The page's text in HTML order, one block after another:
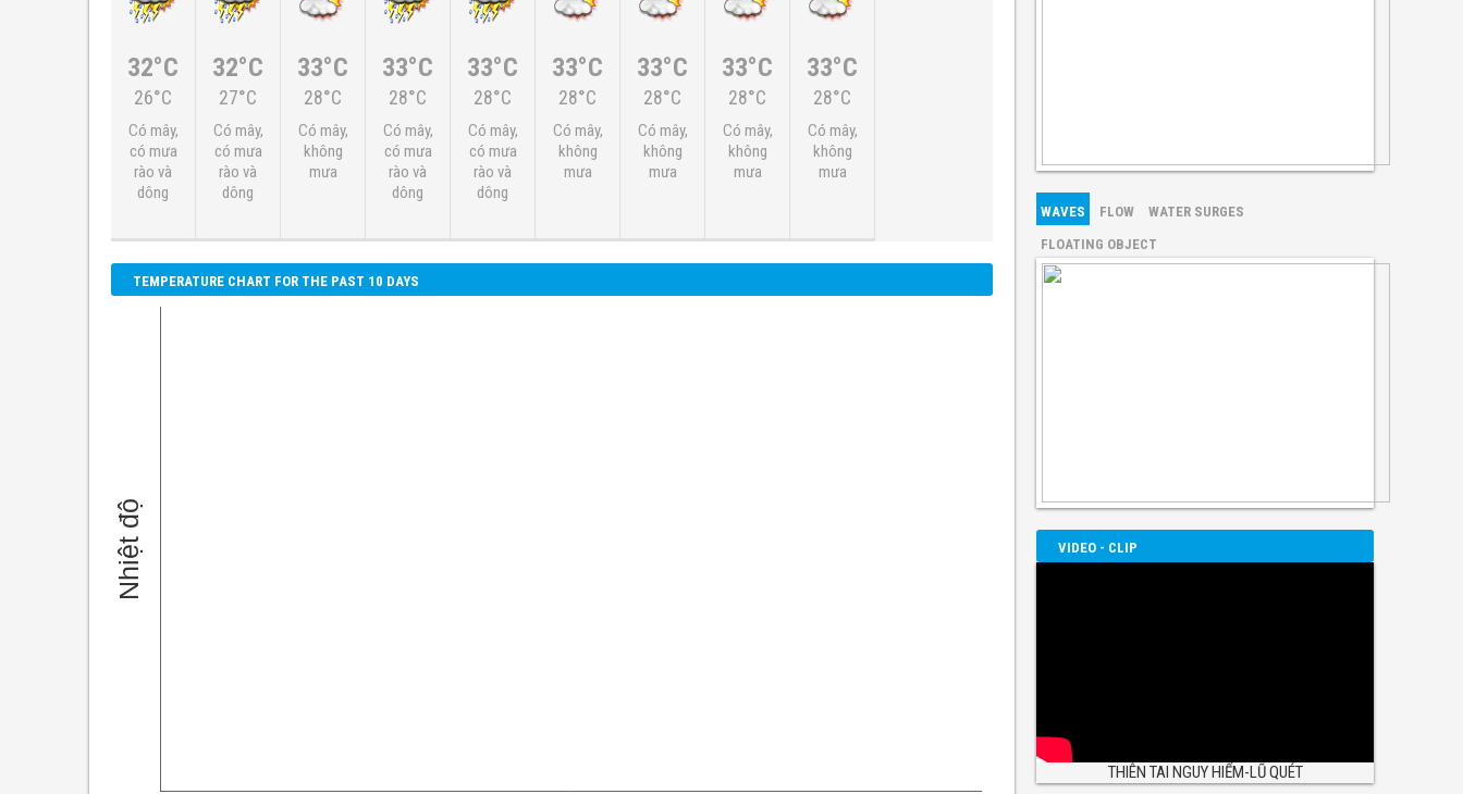
32°C
26°C
Có mây,
có mưa
rào và
dông
32°C
27°C
Có mây,
có mưa
rào và
dông
33°C
28°C
Có mây,
không
mưa
33°C
28°C
Có mây,
có mưa
rào và
dông
33°C
28°C
Có mây,
có mưa
rào và
dông
33°C
28°C
Có mây,
không
mưa
33°C
28°C
Có mây,
không
mưa
33°C
28°C
Có mây,
không
mưa
33°C
28°C
Có mây,
không
mưa
TEMPERATURE CHART FOR THE PAST 10 DAYS
WAVES FLOW
WATER SURGES
FLOATING OBJECT
VIDEO - CLIP
THIÊN TAI NGUY HIỂM-LŨ QUÉT